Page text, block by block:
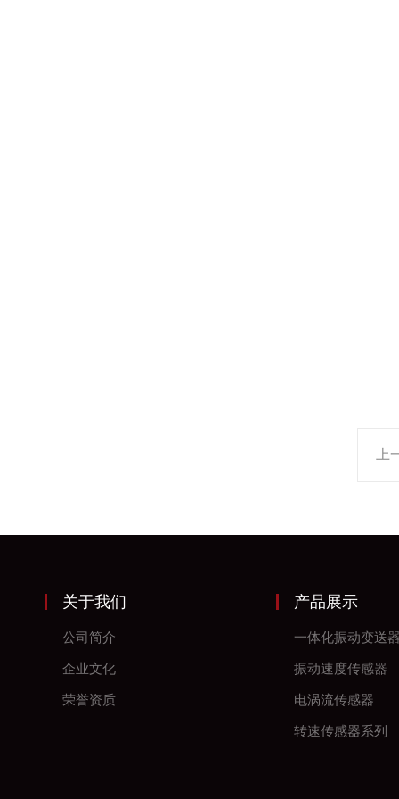
上
关于我们
公司简介
企业文化
荣誉资质
产品展示
一体化振动变送器
振动速度传感器
电涡流传感器
转速传感器系列